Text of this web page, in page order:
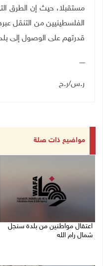
مستقبلا، حيث إن الطرق
الفلسطينيين من التنقل
قدرتهم على الوصول إلى
ـــــ
ر.س/ر.ح
مواضيع ذات صلة
اعتقال مواطنين من بلدة سنجل
شمال رام الله